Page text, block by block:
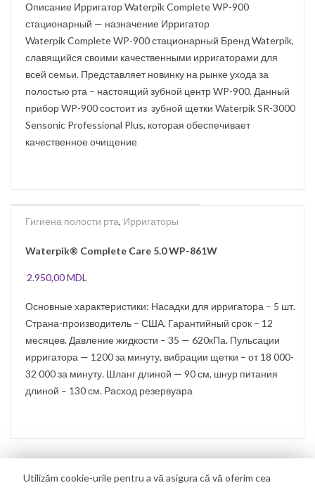
Описание Ирригатор Waterpik Complete WP-900
стационарный — назначение Ирригатор
Waterpik Complete WP-900 стационарный Бренд Waterpik,
славящийся своими качественными ирригаторами для
всей семьи. Представляет новинку на рынке ухода за
полостью рта – настоящий зубной центр WP-900. Данный
прибор WP-900 состоит из зубной щетки Waterpik SR-3000
Sensonic Professional Plus, которая обеспечивает
качественное очищение
SOLD
Гигиена полости рта, Ирригаторы
Waterpik® Complete Care 5.0 WP-861W
2.950,00MDL
Основные характеристики: Насадки для ирригатора – 5 шт.
Страна-производитель – США. Гарантийный срок – 12
месяцев. Давление жидкости – 35 — 620кПа. Пульсации
ирригатора — 1200 за минуту, вибрации щетки – от 18 000-
32 000 за минуту. Шланг длиной — 90 см, шнур питания
длиной – 130 см. Расход резервуара
Utilizăm cookie-urile pentru a vă asigura că vă oferim cea